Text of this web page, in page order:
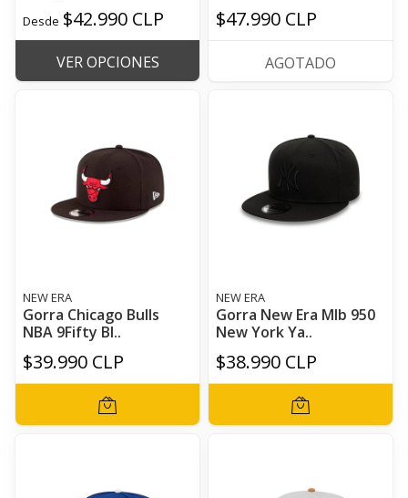
Desde $42.990 CLP
VER OPCIONES
$47.990 CLP
AGOTADO
NEW ERA
Gorra Chicago Bulls
NBA 9Fifty Bl..
$39.990 CLP
NEW ERA
Gorra New Era Mlb 950
New York Ya..
$38.990 CLP